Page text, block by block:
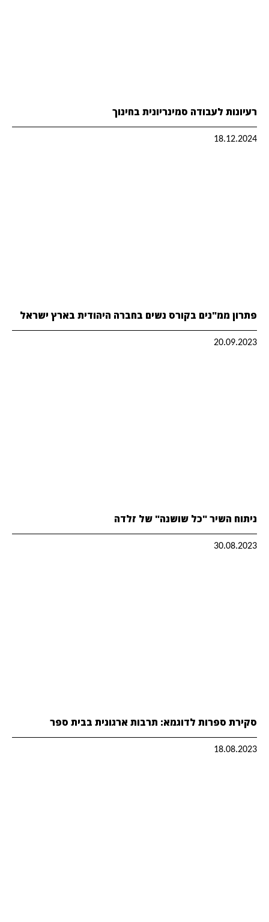
רעיונות לעבודה סמינריונית בחינוך
18.12.2024
פתרון ממ"נים בקורס נשים בחברה היהודית בארץ ישראל
20.09.2023
ניתוח השיר "כל שושנה" של זלדה
30.08.2023
סקירת ספרות לדוגמא: תרבות ארגונית בבית ספר
18.08.2023